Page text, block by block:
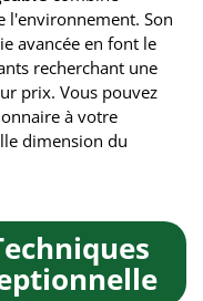
l'environnement. Son
avancée en font le
recherchant une
prix. Vous pouvez
à votre
dimension du